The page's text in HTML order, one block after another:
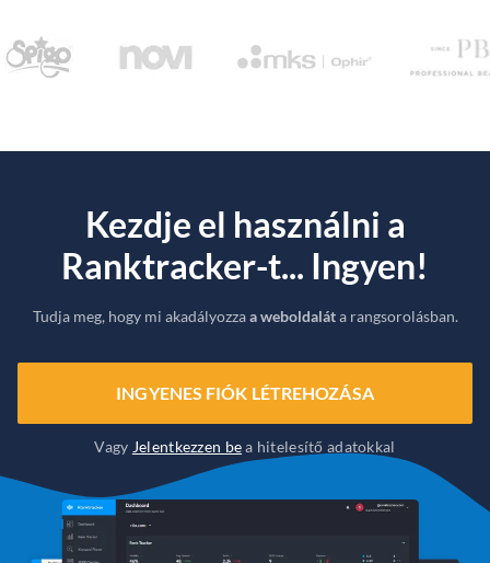
Kezdje el használni a
Ranktracker-t... Ingyen!
Tudja meg, hogy mi akadályozzaa weboldaláta rangsorolásban.
INGYENES FIÓK LÉTREHOZÁSA
Vagy Jelentkezzen bea hitelesítő adatokkal